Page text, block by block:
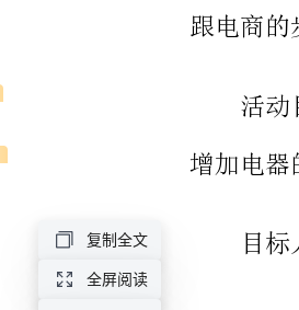
目标人群：本地用户
活动具体内容：
复制全文
全屏阅读